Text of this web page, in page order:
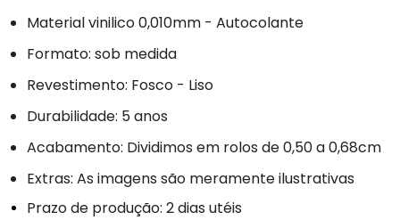
Material vinilico 0,010mm - Autocolante
Formato: sob medida
Revestimento: Fosco - Liso
Durabilidade: 5 anos
Acabamento: Dividimos em rolos de 0,50 a 0,68cm
Extras: As imagens são meramente ilustrativas
Prazo de produção: 2 dias utéis